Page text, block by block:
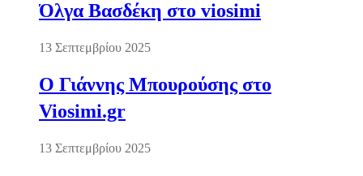
Όλγα Βασδέκη στο viosimi
13 Σεπτεμβρίου 2025
Ο Γιάννης Μπουρούσης στο
Viosimi.gr
13 Σεπτεμβρίου 2025